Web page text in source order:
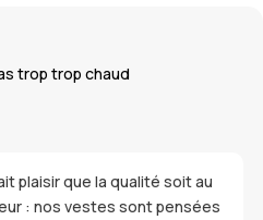
trop trop chaud
plaisir que la qualité soit au
: nos vestes sont pensées